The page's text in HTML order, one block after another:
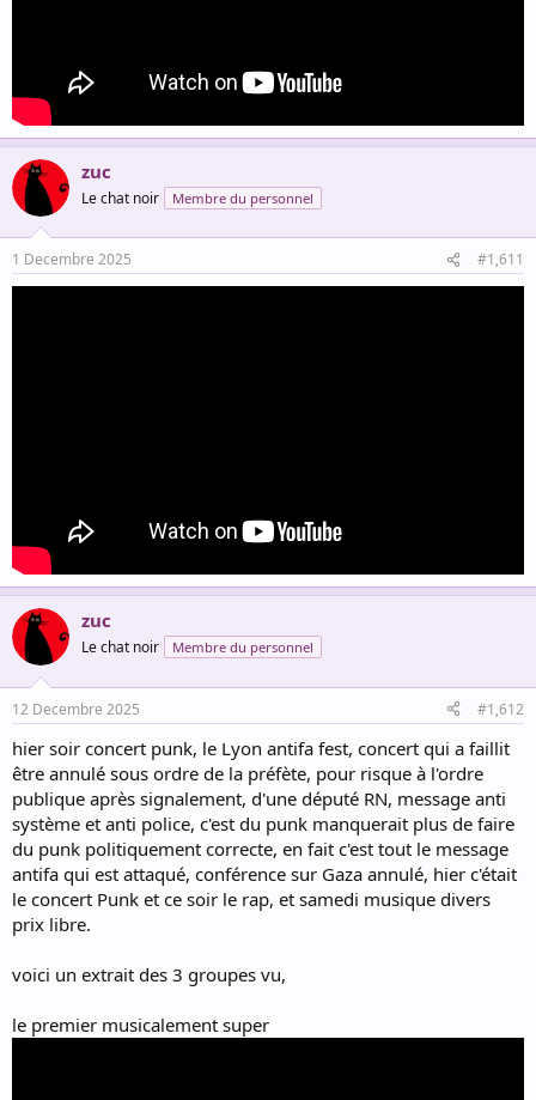
zuc
Le chat noir Membre du personnel
1 Decembre 2025 #1,611
zuc
Le chat noir Membre du personnel
12 Decembre 2025 #1,612
hier soir concert punk, le Lyon antifa fest, concert qui a faillit
être annulé sous ordre de la préfète, pour risque à l'ordre
publique après signalement, d'une député RN, message anti
système et anti police, c'est du punk manquerait plus de faire
du punk politiquement correcte, en fait c'est tout le message
antifa qui est attaqué, conférence sur Gaza annulé, hier c'était
le concert Punk et ce soir le rap, et samedi musique divers
prix libre.
voici un extrait des 3 groupes vu,
le premier musicalement super